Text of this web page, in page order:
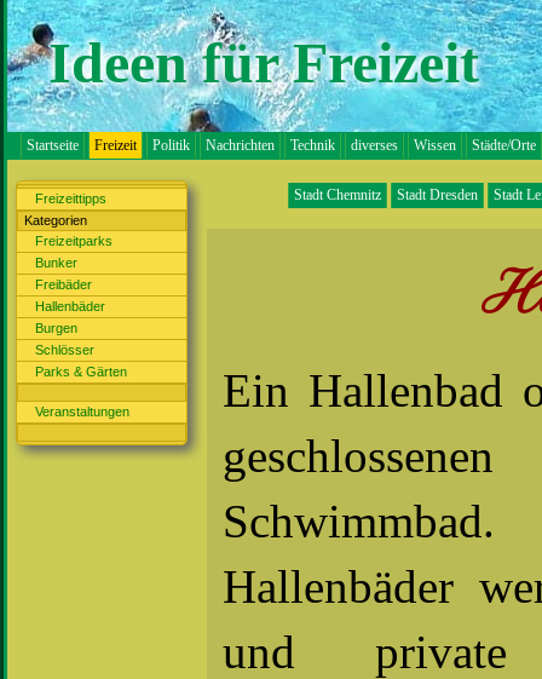
Ideen für Freizeit
Startseite Freizeit Politik Nachrichten Technik diverses Wissen Städte/Orte
Freizeittipps
Kategorien
Freizeitparks
Bunker
Freibäder
Hallenbäder
Burgen
Schlösser
Parks & Gärten
Veranstaltungen
Stadt Chemnitz Stadt Dresden Stadt
Ein Hallenbad
Schwimmbad.
Hallenbäder
und private